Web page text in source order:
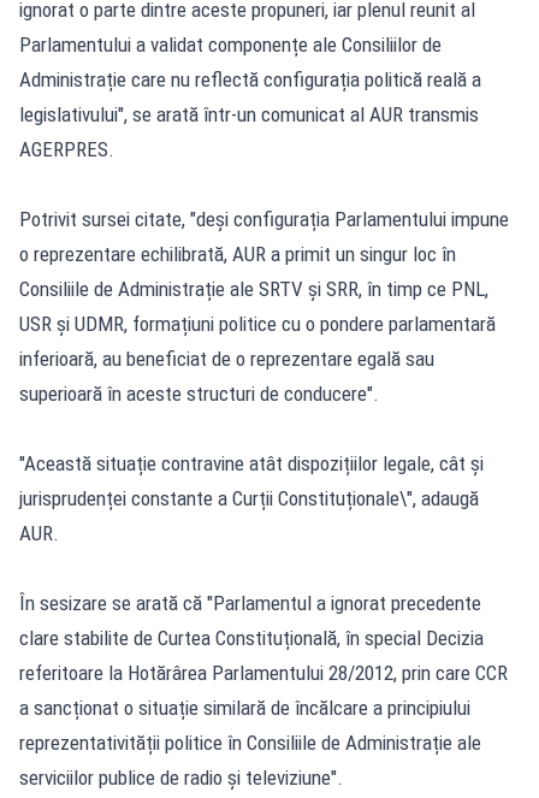
ignorat o parte dintre aceste propuneri, iar plenul reunit al
Parlamentului a validat componențe ale Consiliilor de
Administrație care nu reflectă configurația politică reală a
legislativului", se arată într-un comunicat al AUR transmis
AGERPRES.
Potrivit sursei citate, "deși configurația Parlamentului impune
o reprezentare echilibrată, AUR a primit un singur loc în
Consiliile de Administrație ale SRTV și SRR, în timp ce PNL,
USR și UDMR, formațiuni politice cu o pondere parlamentară
inferioară, au beneficiat de o reprezentare egală sau
superioară în aceste structuri de conducere".
"Această situație contravine atât dispozițiilor legale, cât și
jurisprudenței constante a Curții Constituționale\", adaugă
AUR.
În sesizare se arată că "Parlamentul a ignorat precedente
clare stabilite de Curtea Constituțională, în special Decizia
referitoare la Hotărârea Parlamentului 28/2012, prin care CCR
a sancționat o situație similară de încălcare a principiului
reprezentativității politice în Consiliile de Administrație ale
serviciilor publice de radio și televiziune".